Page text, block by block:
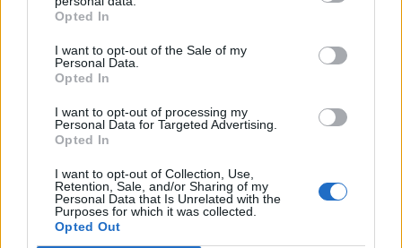
Opted In
I want to opt-out of the Sale of my
Personal Data.
Opted In
I want to opt-out of processing my
Personal Data for Targeted Advertising.
Opted In
I want to opt-out of Collection, Use,
Retention, Sale, and/or Sharing of my
Personal Data that Is Unrelated with the
Purposes for which it was collected.
Opted Out
dán F-16-os vadászgépekre is vonatkozik - mondta Troels
A keresett cikk a portfolio.hu hírarchívumához
tartozik, melynek olvasása előfizetéses
regisztrációhoz kötött.
Az előfizetés a következőket tartalmazza:
Portfolio.hu teljes cikkarchívum